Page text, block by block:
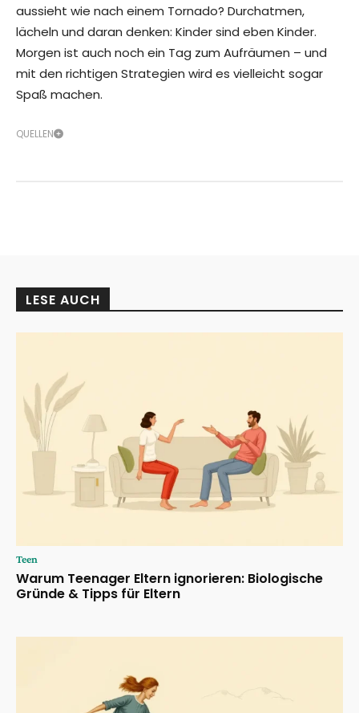
aussieht wie nach einem Tornado? Durchatmen,
lächeln und daran denken: Kinder sind eben Kinder.
Morgen ist auch noch ein Tag zum Aufräumen – und
mit den richtigen Strategien wird es vielleicht sogar
Spaß machen.
QUELLEN
LESE AUCH
Teen
Warum Teenager Eltern ignorieren: Biologische
Gründe & Tipps für Eltern